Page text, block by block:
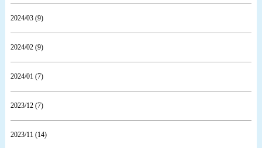
2024/03 (9)
2024/02 (9)
2024/01 (7)
2023/12 (7)
2023/11 (14)